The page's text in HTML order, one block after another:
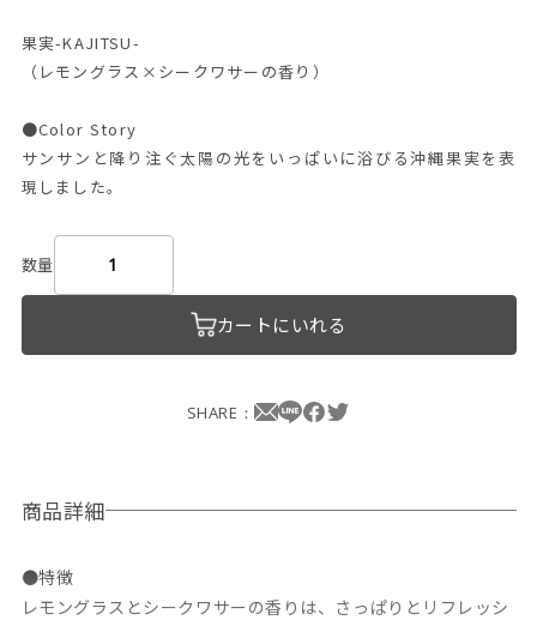
果実-KAJITSU-
（レモングラス×シークワサーの香り）
●Color Story
サンサンと降り注ぐ太陽の光をいっぱいに浴びる沖縄果実を表
現しました。
数量
カートにいれる
SHARE：
商品詳細
●特徴
レモングラスとシークワサーの香りは、さっぱりとリフレッシ